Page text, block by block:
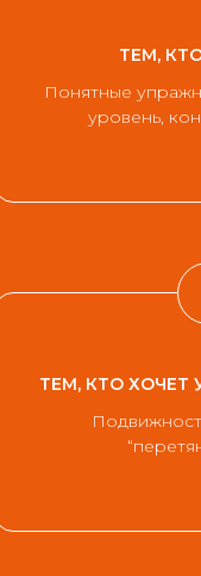
ТЕМ,
Понятные
уровень,
ТЕМ, КТО ХОЧЕТ